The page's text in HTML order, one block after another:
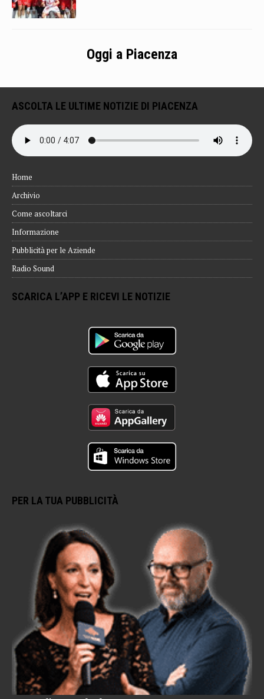
Oggi a Piacenza
ASCOLTA LE ULTIME NOTIZIE DI PIACENZA
Home
Archivio
Come ascoltarci
Informazione
Pubblicità per le Aziende
Radio Sound
SCARICA L’APP E RICEVI LE NOTIZIE
PER LA TUA PUBBLICITÀ